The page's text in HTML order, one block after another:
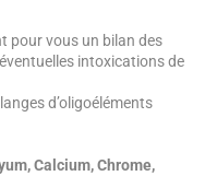
pour vous un bilan des
intoxications de
d’oligoéléments
Calcium, Chrome,